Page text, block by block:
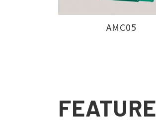
AMC05
FEATURE